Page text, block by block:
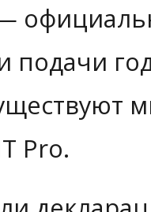
подачи
Pro.